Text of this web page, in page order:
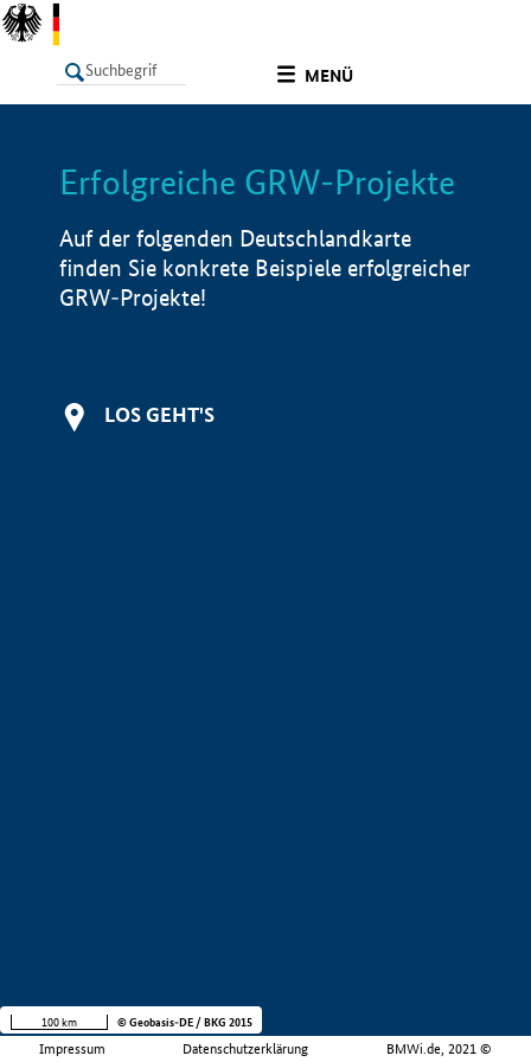
MENÜ
LISTE Info
Erfolgreiche GRW-Projekte
Auf der folgenden Deutschlandkarte
finden Sie konkrete Beispiele erfolgreicher
GRW-Projekte!
LOS GEHT'S
Impressum Datenschutzerklärung BMWi.de, 2021 ©
100 km © Geobasis-DE / BKG 2015